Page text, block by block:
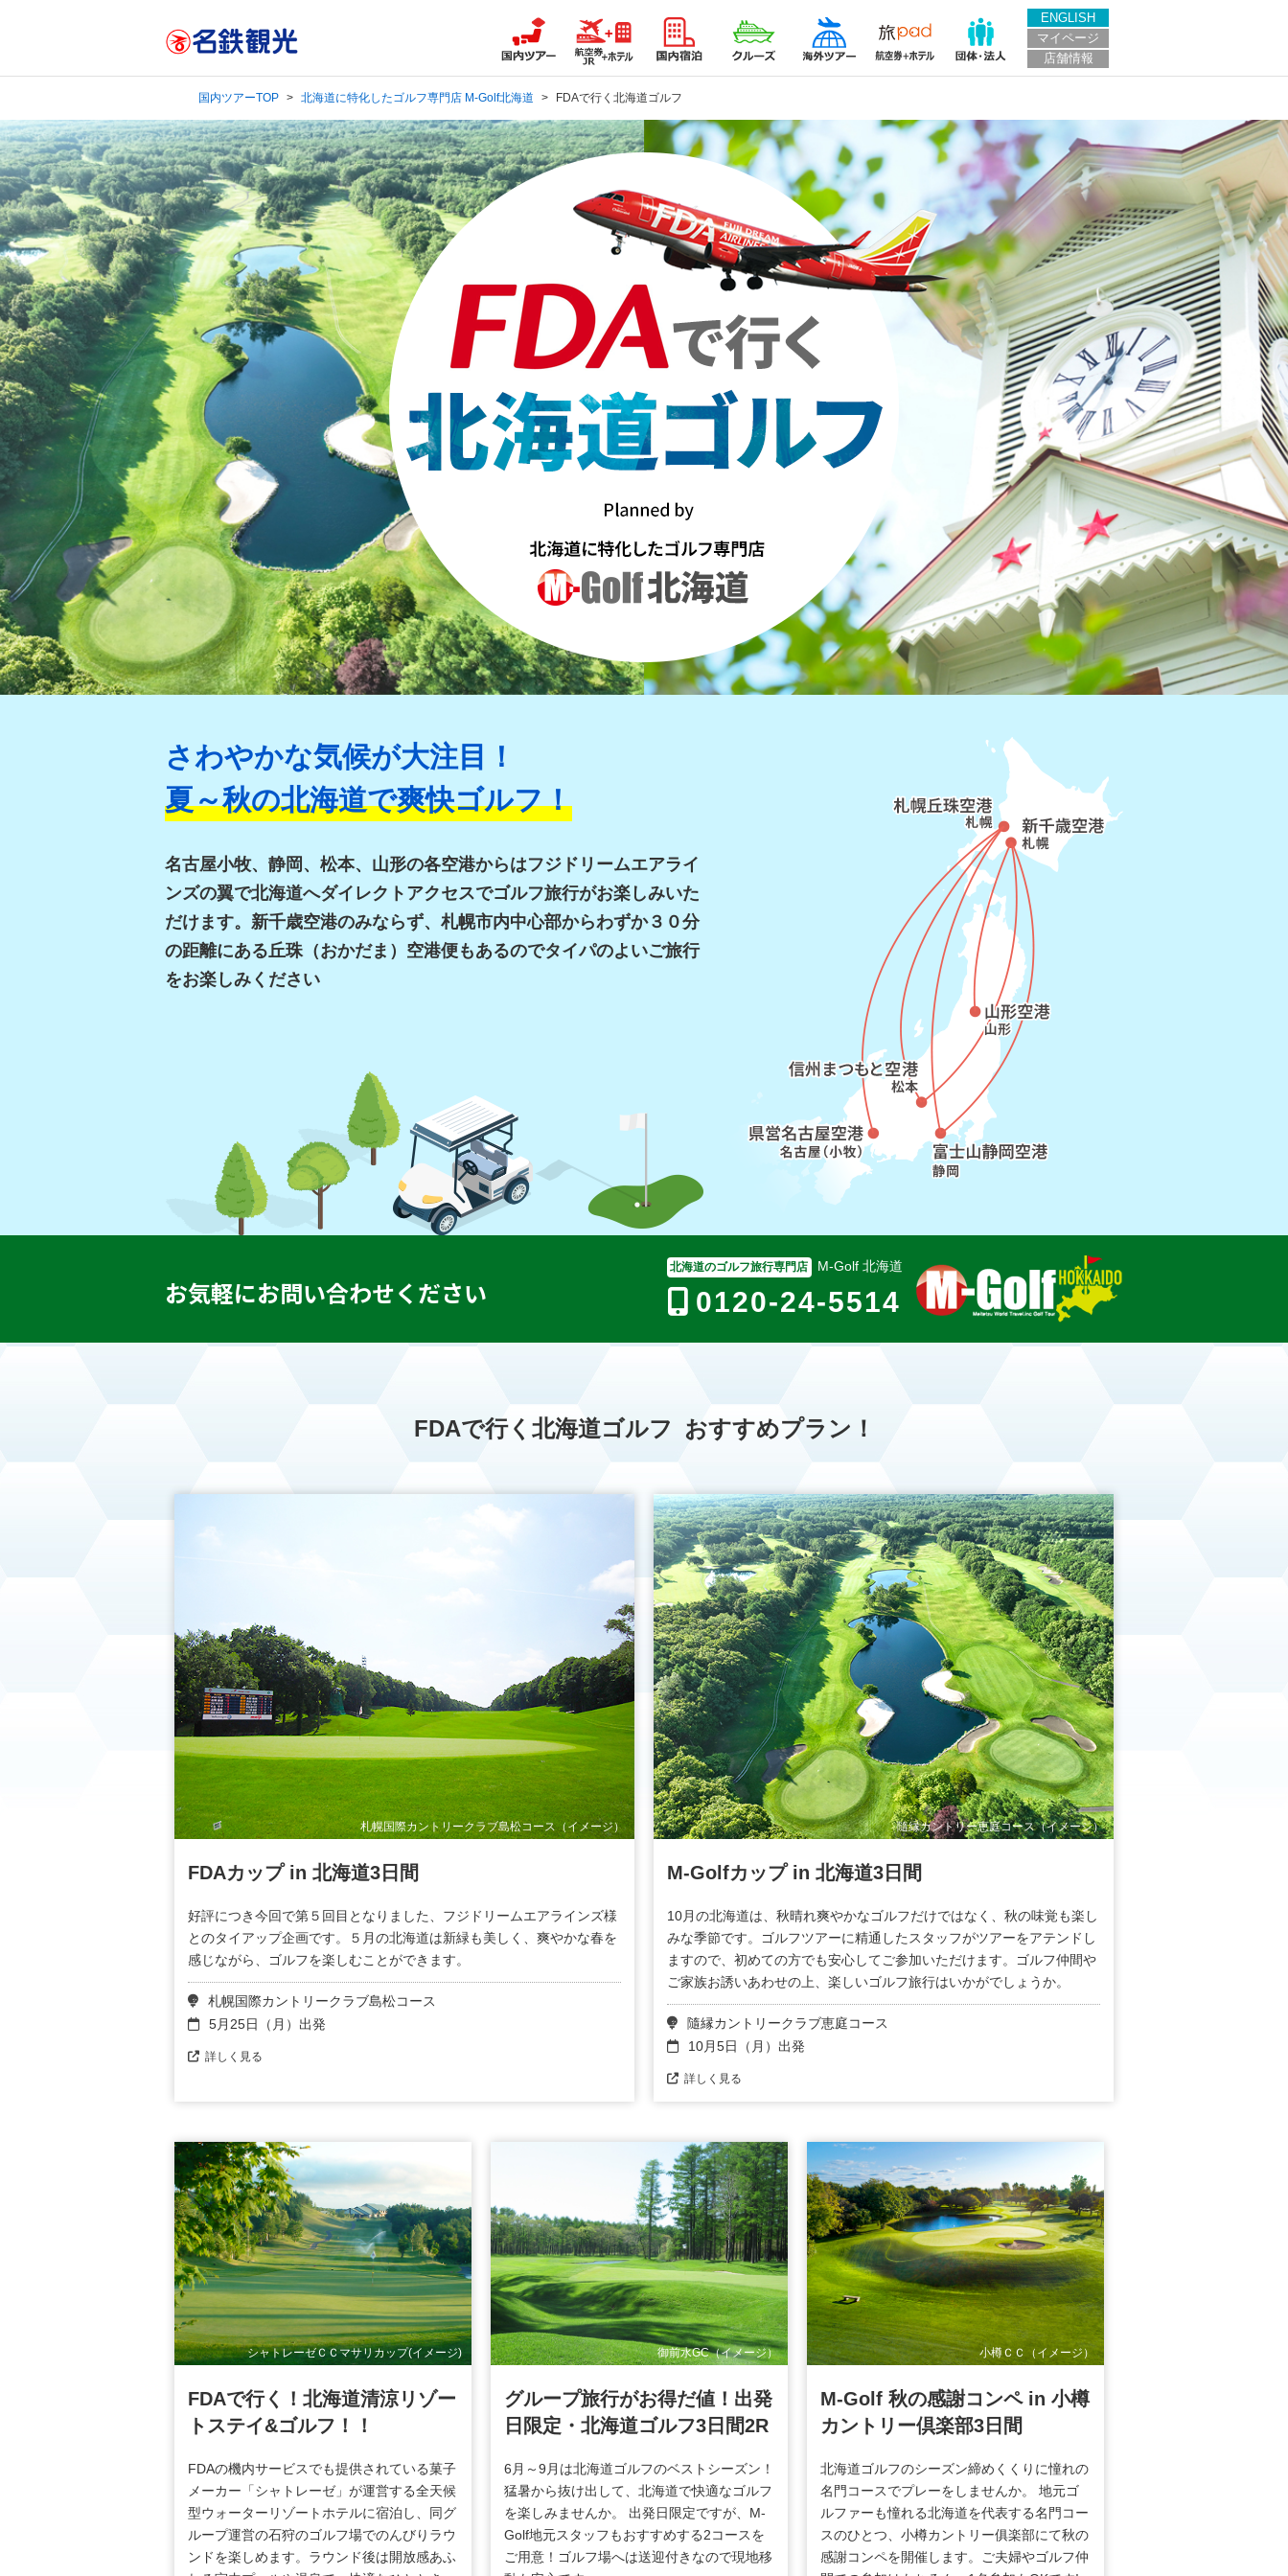
ENGLISH
マイページ
店舗情報
国内ツアーTOP 北海道に特化したゴルフ専門店 M-Golf北海道 FDAで行く北海道ゴルフ
さわやかな気候が大注目！
夏～秋の北海道で爽快ゴルフ！
名古屋小牧、静岡、松本、山形の各空港からはフジドリームエアライ
ンズの翼で北海道へダイレクトアクセスでゴルフ旅行がお楽しみいた
だけます。新千歳空港のみならず、札幌市内中心部からわずか３０分
の距離にある丘珠（おかだま）空港便もあるのでタイパのよいご旅行
をお楽しみください
お気軽にお問い合わせください
北海道のゴルフ旅行専門店 M-Golf 北海道
0120-24-5514
FDAで行く北海道ゴルフ おすすめプラン！
札幌国際カントリークラブ島松コース（イメージ）
FDAカップ in 北海道3日間
好評につき今回で第５回目となりました、フジドリームエアラインズ様
とのタイアップ企画です。５月の北海道は新緑も美しく、爽やかな春を
感じながら、ゴルフを楽しむことができます。
札幌国際カントリークラブ島松コース
5月25日（月）出発
詳しく見る
隨縁カントリー恵庭コース（イメージ）
M-Golfカップ in 北海道3日間
10月の北海道は、秋晴れ爽やかなゴルフだけではなく、秋の味覚も楽し
みな季節です。ゴルフツアーに精通したスタッフがツアーをアテンドし
ますので、初めての方でも安心してご参加いただけます。ゴルフ仲間や
ご家族お誘いあわせの上、楽しいゴルフ旅行はいかがでしょうか。
隨縁カントリークラブ恵庭コース
10月5日（月）出発
詳しく見る
シャトレーゼＣＣマサリカップ(イメージ)
FDAで行く！北海道清涼リゾー
トステイ&ゴルフ！！
FDAの機内サービスでも提供されている菓子
メーカー「シャトレーゼ」が運営する全天候
型ウォーターリゾートホテルに宿泊し、同グ
ループ運営の石狩のゴルフ場でのんびりラウ
ンドを楽しめます。ラウンド後は開放感あふ
御前水GC（イメージ）
グループ旅行がお得だ値！出発
日限定・北海道ゴルフ3日間2R
6月～9月は北海道ゴルフのベストシーズン！
猛暑から抜け出して、北海道で快適なゴルフ
を楽しみませんか。 出発日限定ですが、M-
Golf地元スタッフもおすすめする2コースを
ご用意！ゴルフ場へは送迎付きなので現地移
小樽ＣＣ（イメージ）
M-Golf 秋の感謝コンペ in 小樽
カントリー倶楽部3日間
北海道ゴルフのシーズン締めくくりに憧れの
名門コースでプレーをしませんか。 地元ゴ
ルファーも憧れる北海道を代表する名門コー
スのひとつ、小樽カントリー俱楽部にて秋の
感謝コンペを開催します。ご夫婦やゴルフ仲